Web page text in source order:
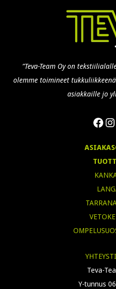
”Teva-Team Oy on
olemme toimineet
asiakkaille jo
Teva-
Y-tunnus